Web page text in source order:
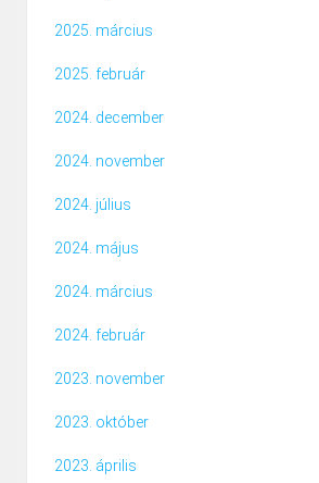
2025. március
2025. február
2024. december
2024. november
2024. július
2024. május
2024. március
2024. február
2023. november
2023. október
2023. április